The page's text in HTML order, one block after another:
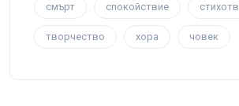
смърт спокойствие
творчество хора човек